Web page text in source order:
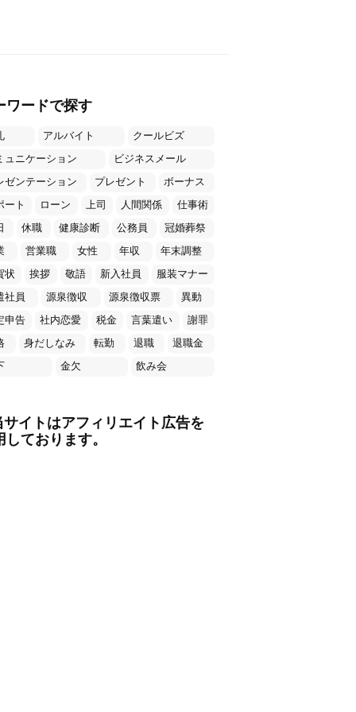
ワードで探す
アルバイト
クールビズ
ュニケーション
ビジネスメール
ゼンテーション
プレゼント
ボーナス
ート
ローン 上司 人間関係
仕事術
休職 健康診断 公務員
冠婚葬祭
営業職 女性 年収
年末調整
状
挨拶 敬語 新入社員
服装マナー
社員
源泉徴収 源泉徴収票
異動
申告
社内恋愛 税金 言葉遣い
謝罪
身だしなみ 転勤 退職
退職金
金欠 飲み会
イトはアフィリエイト広告を
しております。